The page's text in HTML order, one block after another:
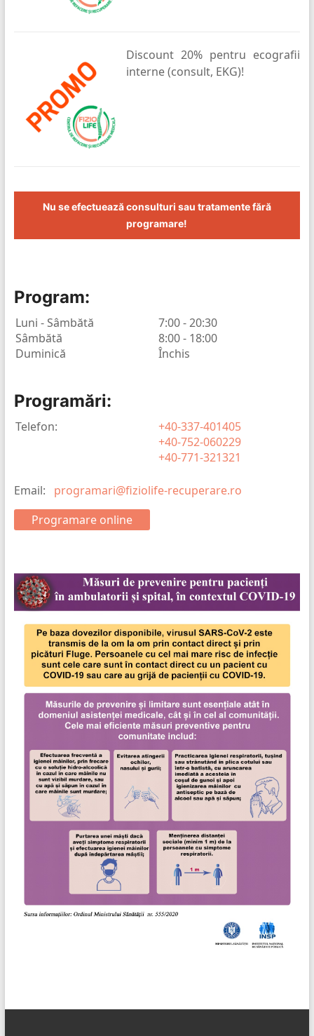
Discount 20% pentru ecografii
interne (consult, EKG)!
Nu se efectuează consulturi sau tratamente fără
programare!
Program:
Luni - Sâmbătă
7:00 - 20:30
Sâmbătă
8:00 - 18:00
Duminică
Închis
Programări:
Telefon:
+40-337-401405
+40-752-060229
+40-771-321321
Email: programari@fiziolife-recuperare.ro
Programare online